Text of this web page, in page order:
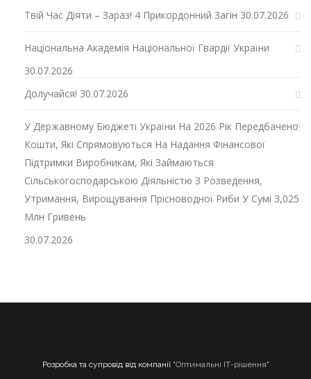
Твій Час Діяти – Зараз! 4 Прикордонний Загін 30.07.2026
Національна Академія Національної Гвардії України
30.07.2026
Долучайся! 30.07.2026
У Державному Бюджеті України На 2026 Рік Передбачено
Кошти, Які Спрямовуються На Надання Фінансової
Підтримки Виробникам, Які Займаються
Сільськогосподарською Діяльністю З Розведення,
Утримання, Вирощування Прісноводної Риби У Сумі 3,025
Млн Гривень
30.07.2026
Розробка та супровід від компанії "Оптимальні ІТ-рішення"